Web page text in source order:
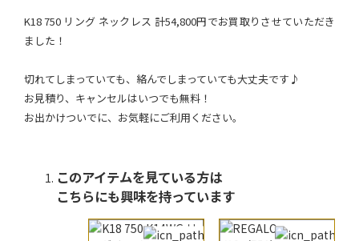
K18 750 リング ネックレス 計54,800円でお買取りさせていただき
ました！
切れてしまっていても、絡んでしまっていても大丈夫です♪
お見積り、キャンセルはいつでも無料！
お出かけついでに、お気軽にご利用ください。
このアイテムを見ている方は
こちらにも興味を持っています